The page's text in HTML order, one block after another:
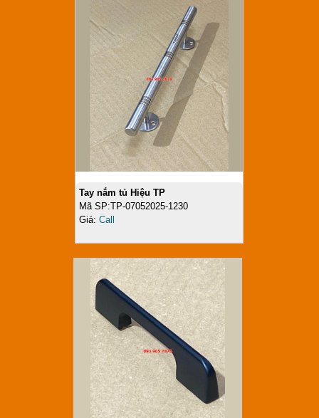
Tay nắm tủ Hiệu TP
Mã SP:TP-07052025-1230
Giá:Call